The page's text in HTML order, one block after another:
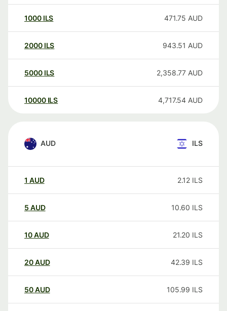
1000 ILS 471.75 AUD
2000 ILS 943.51 AUD
5000 ILS 2,358.77 AUD
10000 ILS 4,717.54 AUD
AUD ILS
1 AUD 2.12 ILS
5 AUD 10.60 ILS
10AUD 21.20 ILS
20AUD 42.39 ILS
50AUD 105.99 ILS